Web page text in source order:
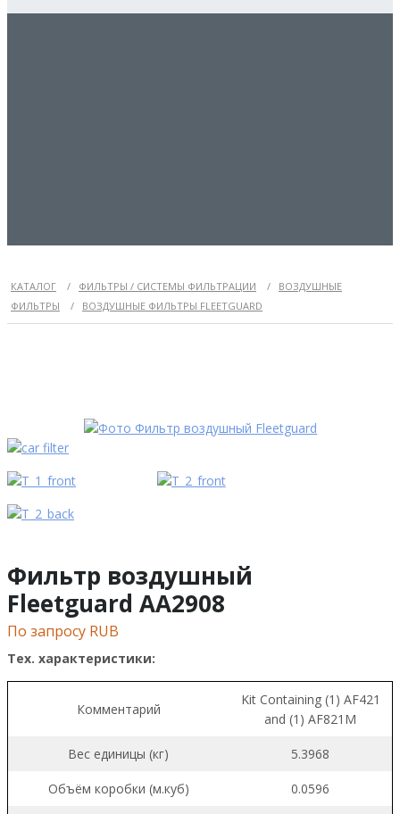
КАТАЛОГ / ФИЛЬТРЫ / СИСТЕМЫ ФИЛЬТРАЦИИ / ВОЗДУШНЫЕ
ФИЛЬТРЫ / ВОЗДУШНЫЕ ФИЛЬТРЫ FLEETGUARD
Фильтр воздушный
Fleetguard AA2908
По запросу RUB
Тех. характеристики:
Комментарий
Kit Containing (1) AF421
and (1) AF821M
Вес единицы (кг) 5.3968
Объём коробки (м.куб) 0.0596